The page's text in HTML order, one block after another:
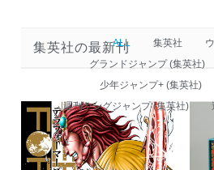
集英社の最新刊
ALL 集英社
グランドジャンプ (集英社)
少年ジャンプ+ (集英社)
週刊ヤングジャンプ (集英社)